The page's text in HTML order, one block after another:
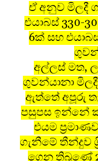
ඒ අනුව මිලදී
එයාබස් 330-
6ක් සහ
අල්ලස් මත,
ගුවන්යානා
ඇත්තේ අපූරු
පසුපස ඉන්නේ
එයම
ගැනීමේ තීන්දුව
ගෙන තිබුණේ